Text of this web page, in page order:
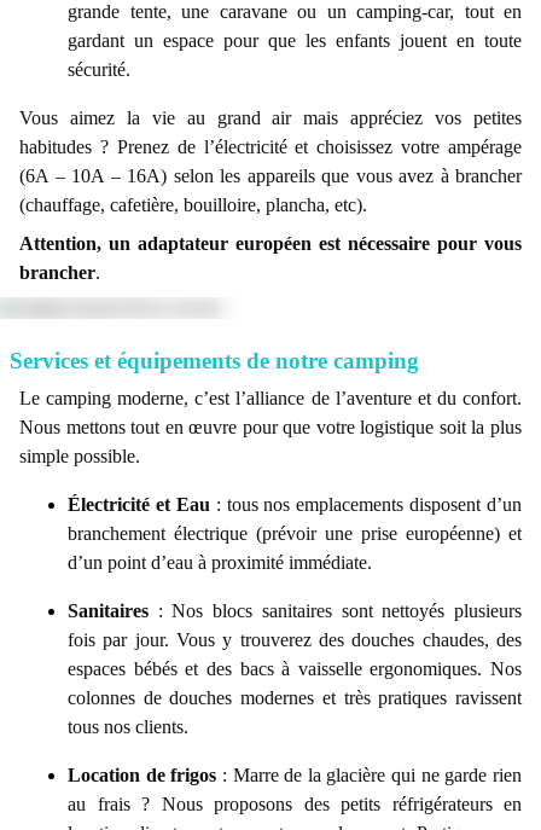
grande tente, une caravane ou un camping-car, tout en
gardant un espace pour que les enfants jouent en toute
sécurité.
Vous aimez la vie au grand air mais appréciez vos petites
habitudes ? Prenez de l’électricité et choisissez votre ampérage
(6A – 10A – 16A) selon les appareils que vous avez à brancher
(chauffage, cafetière, bouilloire, plancha, etc).
Attention, un adaptateur européen est nécessaire pour vous
brancher.
Services et équipements de notre camping
Le camping moderne, c’est l’alliance de l’aventure et du confort.
Nous mettons tout en œuvre pour que votre logistique soit la plus
simple possible.
Électricité et Eau : tous nos emplacements disposent d’un
branchement électrique (prévoir une prise européenne) et
d’un point d’eau à proximité immédiate.
Sanitaires : Nos blocs sanitaires sont nettoyés plusieurs
fois par jour. Vous y trouverez des douches chaudes, des
espaces bébés et des bacs à vaisselle ergonomiques. Nos
colonnes de douches modernes et très pratiques ravissent
tous nos clients.
Location de frigos : Marre de la glacière qui ne garde rien
au frais ? Nous proposons des petits réfrigérateurs en